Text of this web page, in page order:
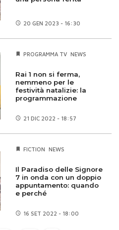
20 GEN 2023 - 16:30
PROGRAMMA TV NEWS
Rai 1 non si ferma,
nemmeno per le
festività natalizie: la
programmazione
21 DIC 2022 - 18:57
FICTION NEWS
Il Paradiso delle Signore
7 in onda con un doppio
appuntamento: quando
e perché
16 SET 2022 - 18:00